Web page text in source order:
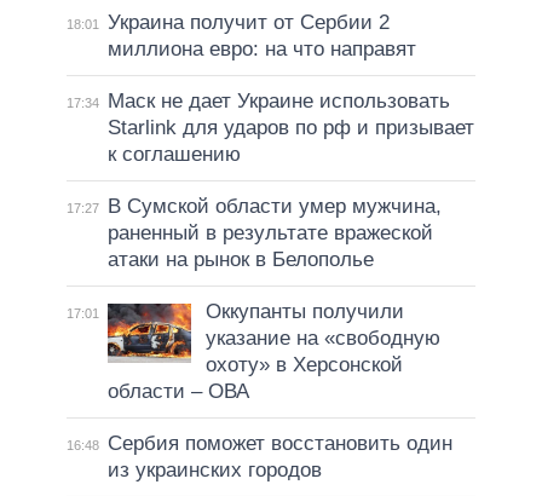
18:01
Украина получит от Сербии 2
миллиона евро: на что направят
17:34
Маск не дает Украине использовать
Starlink для ударов по рф и призывает
к соглашению
17:27
В Сумской области умер мужчина,
раненный в результате вражеской
атаки на рынок в Белополье
17:01
Оккупанты получили
указание на «свободную
охоту» в Херсонской
области – ОВА
16:48
Сербия поможет восстановить один
из украинских городов